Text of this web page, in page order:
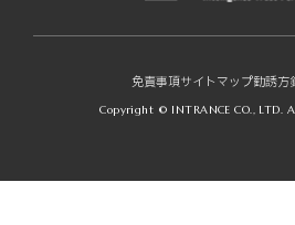
免責事項サイトマップ勧誘方
Copyright © INTRANCE CO., LTD.